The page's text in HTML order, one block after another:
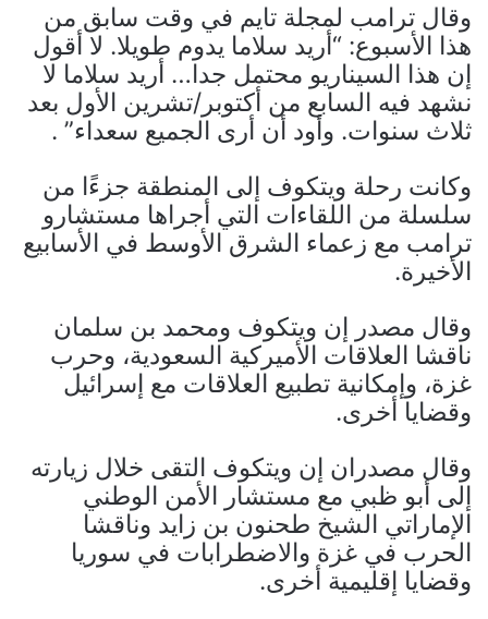
وقال ترامب لمجلة تايم في وقت سابق من
هذا الأسبوع: “أريد سلاما يدوم طويلا. لا أقول
إن هذا السيناريو محتمل جدا… أريد سلاما لا
نشهد فيه السابع من أكتوبر/تشرين الأول بعد
ثلاث سنوات. وأود أن أرى الجميع سعداء” .
وكانت رحلة ويتكوف إلى المنطقة جزءًا من
سلسلة من اللقاءات التي أجراها مستشارو
ترامب مع زعماء الشرق الأوسط في الأسابيع
الأخيرة.
وقال مصدر إن ويتكوف ومحمد بن سلمان
ناقشا العلاقات الأميركية السعودية، وحرب
غزة، وإمكانية تطبيع العلاقات مع إسرائيل
وقضايا أخرى.
وقال مصدران إن ويتكوف التقى خلال زيارته
إلى أبو ظبي مع مستشار الأمن الوطني
الإماراتي الشيخ طحنون بن زايد وناقشا
الحرب في غزة والاضطرابات في سوريا
وقضايا إقليمية أخرى.